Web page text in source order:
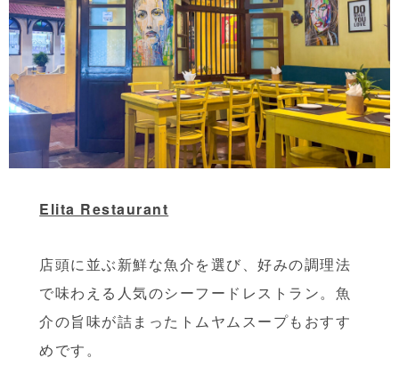
Elita Restaurant
店頭に並ぶ新鮮な魚介を選び、好みの調理法
で味わえる人気のシーフードレストラン。魚
介の旨味が詰まったトムヤムスープもおすす
めです。